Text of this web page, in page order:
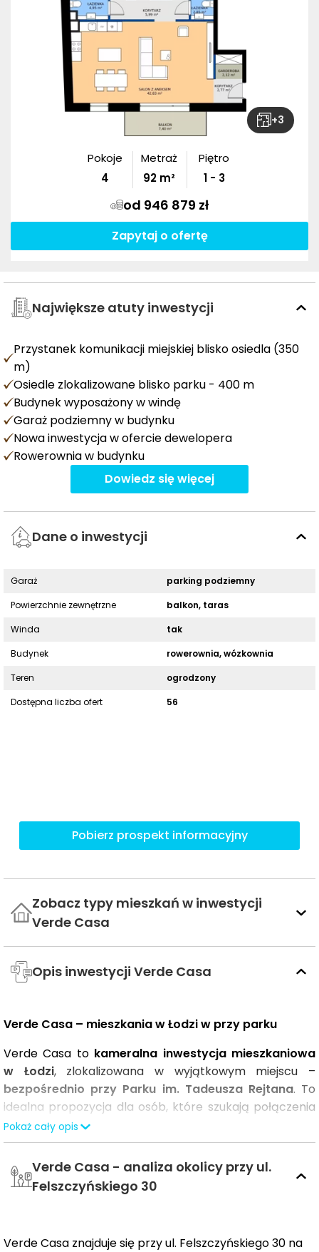
+3
Pokoje
4
Metraż
92 m²
Piętro
1 - 3
od 946 879 zł
Zapytaj o ofertę
Największe atuty inwestycji
Przystanek komunikacji miejskiej blisko osiedla (350
m)
Osiedle zlokalizowane blisko parku - 400 m
Budynek wyposażony w windę
Garaż podziemny w budynku
Nowa inwestycja w ofercie dewelopera
Rowerownia w budynku
Dowiedz się więcej
Dane o inwestycji
Garaż
parking podziemny
Powierzchnie zewnętrzne
balkon, taras
Winda
tak
Budynek
rowerownia, wózkownia
Teren
ogrodzony
Dostępna liczba ofert
56
Pobierz prospekt informacyjny
Zobacz typy mieszkań w inwestycji
Verde Casa
Opis inwestycji Verde Casa
Verde Casa – mieszkania w Łodzi w przy parku
Verde Casa to kameralna inwestycja mieszkaniowa
w Łodzi, zlokalizowana w wyjątkowym miejscu –
bezpośrednio przy Parku im. Tadeusza Rejtana. To
idealna propozycja dla osób, które szukają połączenia
miejskiej wygody w otoczeniu zieleni.
funkcjonalne i komfortowe – zaprojektowane z myślą o
realnych potrzebach mieszkańców.
kawalerki od ok. 35 m² – funkcjonalne rozkład, z
Pokaż cały opis
Verde Casa - analiza okolicy przy ul.
Felszczyńskiego 30
Verde Casa znajduje się przy ul. Felszczyńskiego 30 na